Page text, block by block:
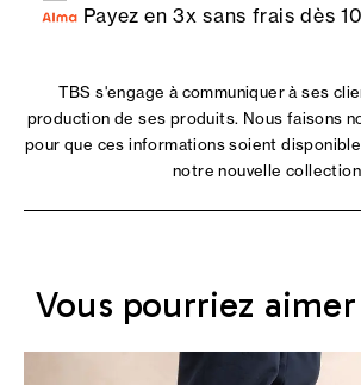
Payez en 3x sans frais dès
TBS s'engage à communiquer à ses
production de ses produits. Nous faisons
pour que ces informations soient
notre nouvelle collection
Vous pourriez aimer